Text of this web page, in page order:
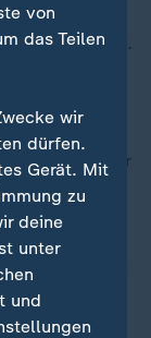
unserer
im Liveblog .
ist
Die Gruppe der
gewährt
Kredit in
46 Milliarden
Der Kredit
russischen
von
das Teilen
wir
dürfen.
Gerät. Mit
zu
deine
unter
und